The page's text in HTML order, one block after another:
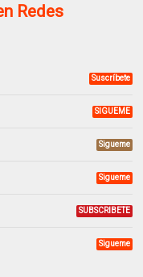
Redes
Suscríbete
SIGUEME
Sigueme
Sigueme
SUBSCRIBETE
Sigueme